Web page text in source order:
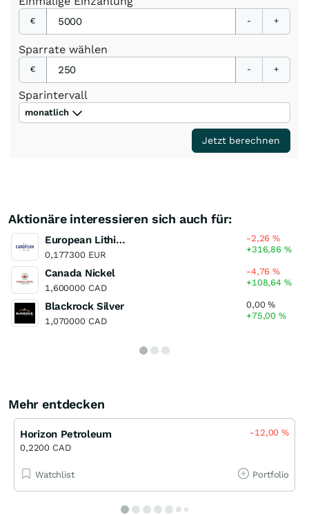
€ - +
Sparrate wählen
€ - +
Sparintervall
monatlich
Jetzt berechnen
Aktionäre interessieren sich auch für:
European Lithium
0,177300 EUR
-2,26%
+316,86 %
Canada Nickel
1,600000 CAD
-4,76%
+108,64 %
Blackrock Silver
1,070000 CAD
0,00%
+75,00%
Mehr entdecken
Horizon Petroleum
0,2200 CAD
-12,00%
Watchlist Portfolio